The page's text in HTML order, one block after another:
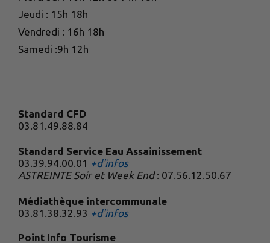
Jeudi : 15h 18h
Vendredi : 16h 18h
Samedi :9h 12h
Standard CFD
03.81.49.88.84
Standard Service Eau Assainissement
03.39.94.00.01 +d'infos
ASTREINTE Soir et Week End: 07.56.12.50.67
Médiathèque intercommunale
03.81.38.32.93 +d'infos
Point Info Tourisme